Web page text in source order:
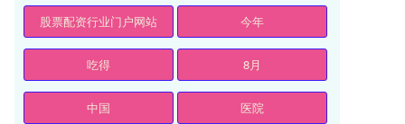
股票配资行业门户网站 今年
吃得 8月
中国 医院